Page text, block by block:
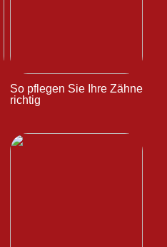
So pflegen Sie Ihre Zähne
richtig